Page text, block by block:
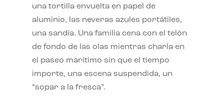
una tortilla envuelta en papel de
aluminio, las neveras azules portátiles,
una sandía. Una familia cena con el telón
de fondo de las olas mientras charla en
el paseo marítimo sin que el tiempo
importe, una escena suspendida, un
“sopar a la fresca”.